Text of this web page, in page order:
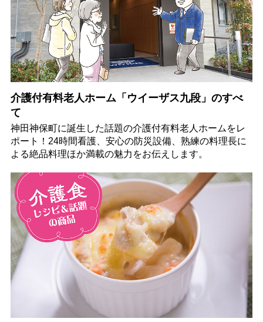
介護付有料老人ホーム「ウイーザス九段」のすべ
て
神田神保町に誕生した話題の介護付有料老人ホームをレ
ポート！24時間看護、安心の防災設備、熟練の料理長に
よる絶品料理ほか満載の魅力をお伝えします。